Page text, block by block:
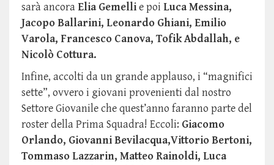
sarà ancoraElia Gemellie poi Luca Messina,
Jacopo Ballarini, Leonardo Ghiani, Emilio
Varola, Francesco Canova, Tofik Abdallah, e
Nicolò Cottura.
Infine, accolti da un grande applauso, i “magnifici
sette”, ovvero i giovani provenienti dal nostro
Settore Giovanile che quest’anno faranno parte del
roster della Prima Squadra! Eccoli: Giacomo
Orlando, Giovanni Bevilacqua,Vittorio Bertoni,
Tommaso Lazzarin, Matteo Rainoldi, Luca